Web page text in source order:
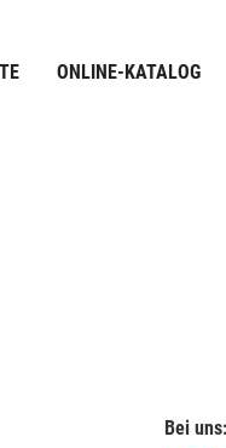
ONLINE-KATALOG
Bei uns: